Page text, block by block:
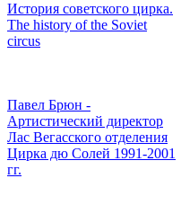
История советского цирка.
The history of the Soviet
circus
Павел Брюн -
Артистический директор
Лас Вегасского отделения
Цирка дю Солей 1991-2001
гг.